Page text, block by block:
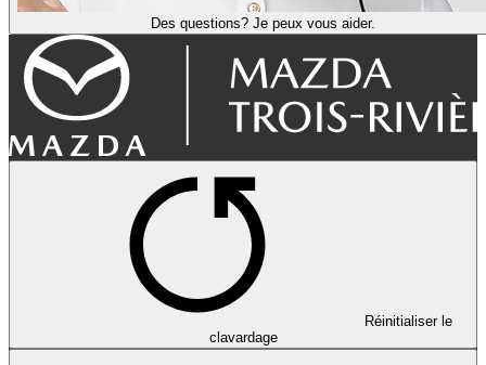
Des questions? Je peux vous aider.
Réinitialiser le
clavardage